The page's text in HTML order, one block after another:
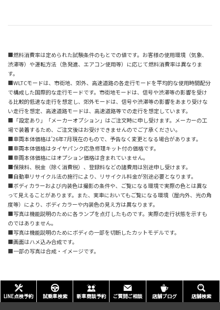
■燃料消費率は定められた試験条件のもとでの値です。お客様の使用環境（気象、
渋滞等）や運転方法（急発進、エアコン使用等）に応じて燃料消費率は異なりま
す。
■WLTCモードは、市街地、郊外、高速道路の各走行モードを平均的な使用時間配分
で構成した国際的な走行モードです。市街地モードは、信号や渋滞等の影響を受け
る比較的低速な走行を想定し、郊外モードは、信号や渋滞等の影響をあまり受けな
い走行を想定、高速道路モードは、高速道路等での走行を想定しています。
■「設定あり」「メーカーオプション」はご注文時に申し受けます。メーカーの工
場で装着するため、ご注文後はお受けできませんのでご了承ください。
■車両本体価格は'26年7月現在のもので、予告なく変更となる場合があります。
■車両本体価格はタイヤパンク応急修理キット付の価格です。
■車両本体価格にはオプション価格は含まれていません。
■保険料、税金（除く消費税）、登録料などの諸費用は別途申し受けます。
■自動車リサイクル法の施行により、リサイクル料金が別途必要となります。
■ボディカラーおよび内装色は撮影の条件や、ご覧になる環境で実際の色とは異な
って見えることがあります。また、実車においてもご覧になる環境（屋内外、光の角
度等）により、ボディカラーや内装色の見え方は異なります。
■写真は機能説明のために各ランプを点灯したものです。実際の走行状態を示すも
のではありません。
■写真は機能説明のためにボディの一部を切断したカットモデルです。
■画面はハメ込み合成です。
■一部の写真は合成・イメージです。
LINE点検予約 試乗車検索 新車商談予約 ご質問ご相談 店舗ブログ 店舗検索